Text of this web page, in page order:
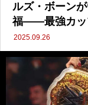
ルズ・ボーン
福――最強カッ
2025.09.26